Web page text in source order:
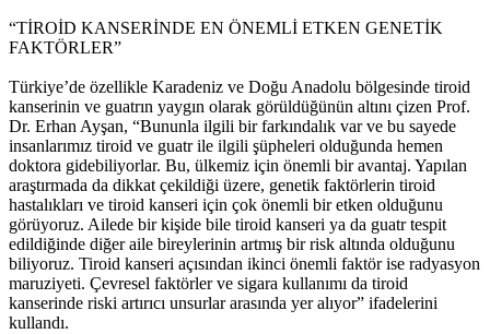
“TİROİD KANSERİNDE EN ÖNEMLİ ETKEN GENETİK
FAKTÖRLER”
Türkiye’de özellikle Karadeniz ve Doğu Anadolu bölgesinde tiroid
kanserinin ve guatrın yaygın olarak görüldüğünün altını çizen Prof.
Dr. Erhan Ayşan, “Bununla ilgili bir farkındalık var ve bu sayede
insanlarımız tiroid ve guatr ile ilgili şüpheleri olduğunda hemen
doktora gidebiliyorlar. Bu, ülkemiz için önemli bir avantaj. Yapılan
araştırmada da dikkat çekildiği üzere, genetik faktörlerin tiroid
hastalıkları ve tiroid kanseri için çok önemli bir etken olduğunu
görüyoruz. Ailede bir kişide bile tiroid kanseri ya da guatr tespit
edildiğinde diğer aile bireylerinin artmış bir risk altında olduğunu
biliyoruz. Tiroid kanseri açısından ikinci önemli faktör ise radyasyon
maruziyeti. Çevresel faktörler ve sigara kullanımı da tiroid
kanserinde riski artırıcı unsurlar arasında yer alıyor” ifadelerini
kullandı.